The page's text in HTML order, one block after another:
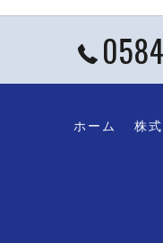
ホーム 株